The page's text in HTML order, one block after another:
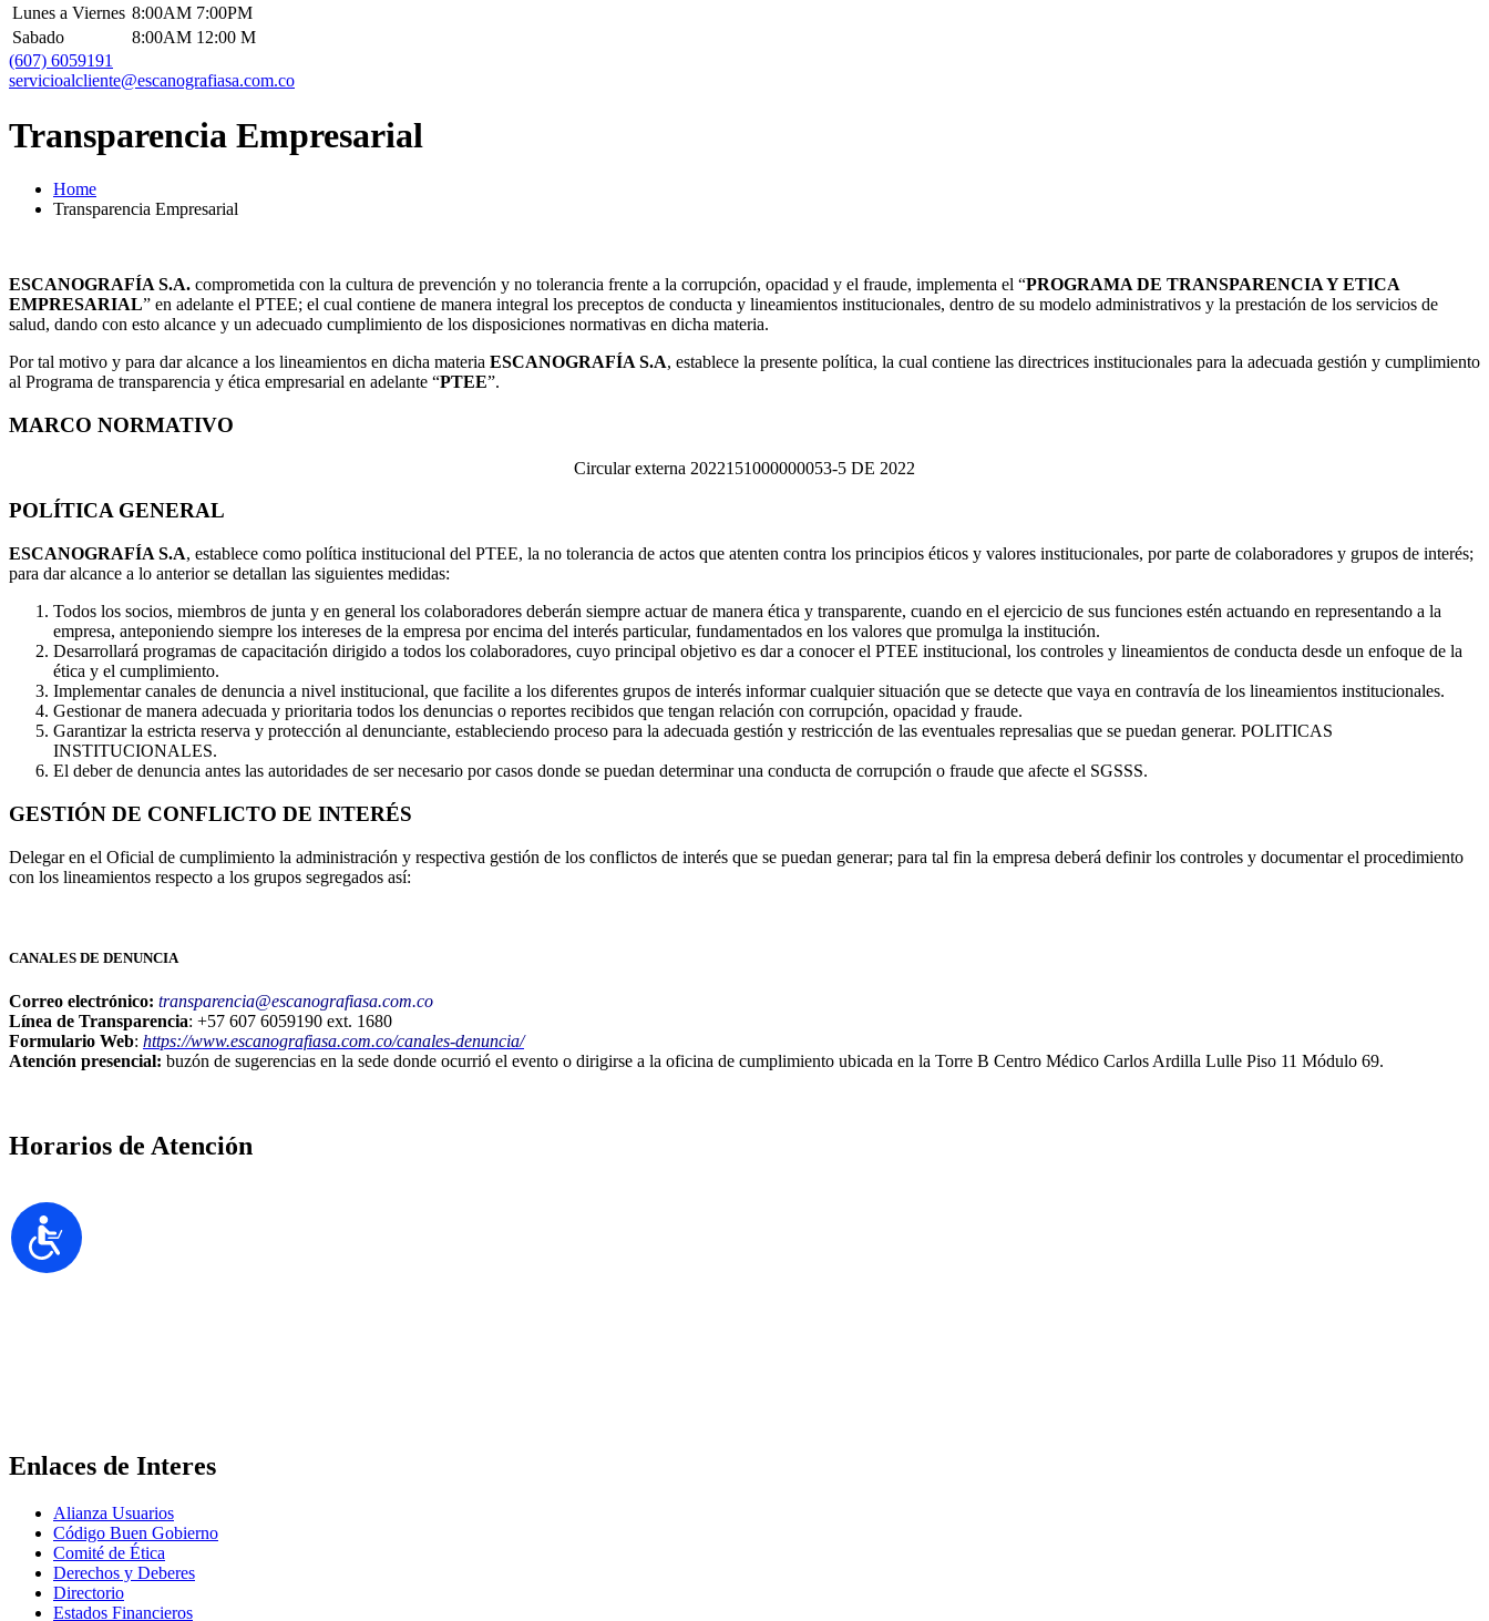
Lunes a Viernes 8:00AM 7:00PM
Sabado
8:00AM 12:00 M
(607) 6059191
servicioalcliente@escanografiasa.com.co
Transparencia Empresarial
Home
Transparencia Empresarial
ESCANOGRAFÍA S.A. comprometida con la cultura de prevención y no tolerancia frente a la corrupción, opacidad y el fraude, implementa el “PROGRAMA DE TRANSPARENCIA Y ETICA
EMPRESARIAL” en adelante el PTEE; el cual contiene de manera integral los preceptos de conducta y lineamientos institucionales, dentro de su modelo administrativos y la prestación de los servicios de
salud, dando con esto alcance y un adecuado cumplimiento de los disposiciones normativas en dicha materia.
Por tal motivo y para dar alcance a los lineamientos en dicha materia ESCANOGRAFÍA S.A, establece la presente política, la cual contiene las directrices institucionales para la adecuada gestión y cumplimiento
al Programa de transparencia y ética empresarial en adelante “PTEE”.
MARCO NORMATIVO
Circular externa 2022151000000053-5 DE 2022
POLÍTICA GENERAL
ESCANOGRAFÍA S.A, establece como política institucional del PTEE, la no tolerancia de actos que atenten contra los principios éticos y valores institucionales, por parte de colaboradores y grupos de interés;
para dar alcance a lo anterior se detallan las siguientes medidas:
Todos los socios, miembros de junta y en general los colaboradores deberán siempre actuar de manera ética y transparente, cuando en el ejercicio de sus funciones estén actuando en representando a la
empresa, anteponiendo siempre los intereses de la empresa por encima del interés particular, fundamentados en los valores que promulga la institución.
Desarrollará programas de capacitación dirigido a todos los colaboradores, cuyo principal objetivo es dar a conocer el PTEE institucional, los controles y lineamientos de conducta desde un enfoque de la
ética y el cumplimiento.
Implementar canales de denuncia a nivel institucional, que facilite a los diferentes grupos de interés informar cualquier situación que se detecte que vaya en contravía de los lineamientos institucionales.
Gestionar de manera adecuada y prioritaria todos los denuncias o reportes recibidos que tengan relación con corrupción, opacidad y fraude.
Garantizar la estricta reserva y protección al denunciante, estableciendo proceso para la adecuada gestión y restricción de las eventuales represalias que se puedan generar. POLITICAS
INSTITUCIONALES.
El deber de denuncia antes las autoridades de ser necesario por casos donde se puedan determinar una conducta de corrupción o fraude que afecte el SGSSS.
GESTIÓN DE CONFLICTO DE INTERÉS
Delegar en el Oficial de cumplimiento la administración y respectiva gestión de los conflictos de interés que se puedan generar; para tal fin la empresa deberá definir los controles y documentar el procedimiento
con los lineamientos respecto a los grupos segregados así:
CANALES DE DENUNCIA
Correo electrónico: transparencia@escanografiasa.com.co
Línea de Transparencia: +57 607 6059190 ext. 1680
Formulario Web: https://www.escanografiasa.com.co/canales-denuncia/
Atención presencial: buzón de sugerencias en la sede donde ocurrió el evento o dirigirse a la oficina de cumplimiento ubicada en la Torre B Centro Médico Carlos Ardilla Lulle Piso 11 Módulo 69.
Horarios de Atención
Lunes a Viernes: 07:00 AM – 07:00 PM
Sabados: 07:00 AM – 12:00 M
Enlaces de Interes
Alianza Usuarios
Código Buen Gobierno
Comité de Ética
Derechos y Deberes
Directorio
Estados Financieros